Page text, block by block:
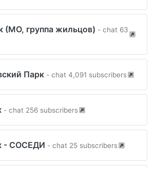
группа жильцов) - chat 63
Парк - chat 4,091 subscribers
- chat 256 subscribers
- СОСЕДИ - chat 25 subscribers